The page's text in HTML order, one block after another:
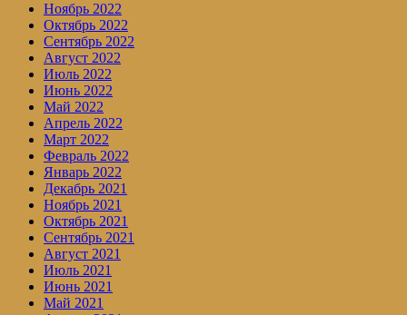
Ноябрь 2022
Октябрь 2022
Сентябрь 2022
Август 2022
Июль 2022
Июнь 2022
Май 2022
Апрель 2022
Март 2022
Февраль 2022
Январь 2022
Декабрь 2021
Ноябрь 2021
Октябрь 2021
Сентябрь 2021
Август 2021
Июль 2021
Июнь 2021
Май 2021